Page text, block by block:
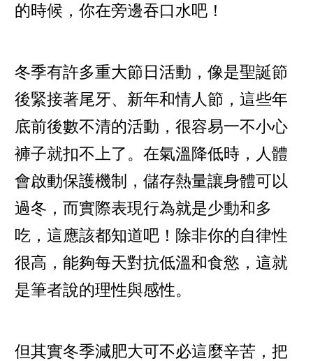
的時候，你在旁邊吞口水吧！
冬季有許多重大節日活動，像是聖誕節
後緊接著尾牙、新年和情人節，這些年
底前後數不清的活動，很容易一不小心
褲子就扣不上了。在氣溫降低時，人體
會啟動保護機制，儲存熱量讓身體可以
過冬，而實際表現行為就是少動和多
吃，這應該都知道吧！除非你的自律性
很高，能夠每天對抗低溫和食慾，這就
是筆者說的理性與感性。
但其實冬季減肥大可不必這麼辛苦，把